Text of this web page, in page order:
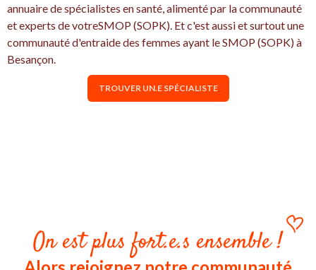
annuaire de spécialistes en santé, alimenté par la communauté
et experts de votreSMOP (SOPK). Et c'est aussi et surtout une
communauté d'entraide des femmes ayant le SMOP (SOPK) à
Besançon.
TROUVER UN.E SPÉCIALISTE
On est plus fort.e.s ensemble !